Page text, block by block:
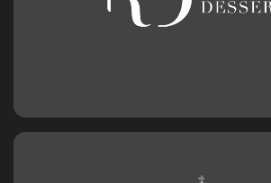
2,50€
Geburtstagszahl aus